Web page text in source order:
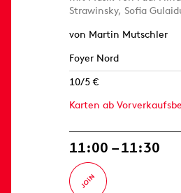
Strawinsky, Sofia
von Martin Mutschler
Foyer Nord
10/5 €
Karten ab
11:00 – 11:30